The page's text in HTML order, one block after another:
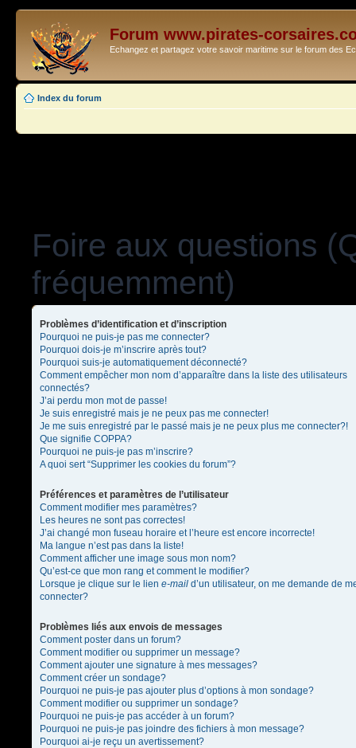
Forum www.pirates-
Echangez et partagez votre savoir maritime sur le forum des
Index du forum
Foire aux questions
fréquemment)
Problèmes d’identification et d’inscription
Pourquoi ne puis-je pas me connecter?
Pourquoi dois-je m’inscrire après tout?
Pourquoi suis-je automatiquement déconnecté?
Comment empêcher mon nom d’apparaître dans la liste des utilisateurs
connectés?
J’ai perdu mon mot de passe!
Je suis enregistré mais je ne peux pas me connecter!
Je me suis enregistré par le passé mais je ne peux plus me connecter?!
Que signifie COPPA?
Pourquoi ne puis-je pas m’inscrire?
A quoi sert “Supprimer les cookies du forum”?
Préférences et paramètres de l’utilisateur
Comment modifier mes paramètres?
Les heures ne sont pas correctes!
J’ai changé mon fuseau horaire et l’heure est encore incorrecte!
Ma langue n’est pas dans la liste!
Comment afficher une image sous mon nom?
Qu’est-ce que mon rang et comment le modifier?
Lorsque je clique sur le lien e-mail d’un utilisateur, on me demande de
connecter?
Problèmes liés aux envois de messages
Comment poster dans un forum?
Comment modifier ou supprimer un message?
Comment ajouter une signature à mes messages?
Comment créer un sondage?
Pourquoi ne puis-je pas ajouter plus d’options à mon sondage?
Comment modifier ou supprimer un sondage?
Pourquoi ne puis-je pas accéder à un forum?
Pourquoi ne puis-je pas joindre des fichiers à mon message?
Pourquoi ai-je reçu un avertissement?